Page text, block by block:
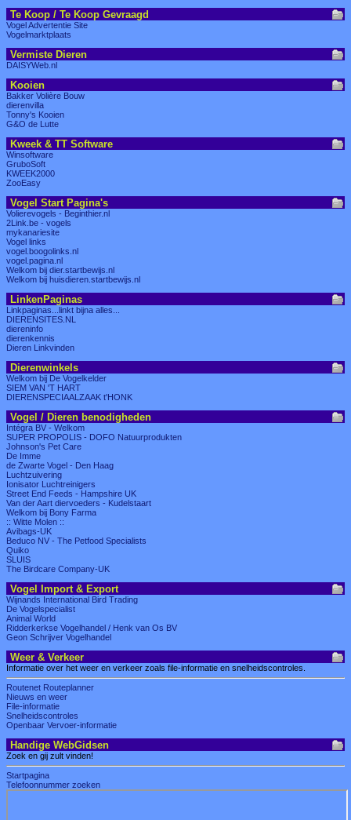
Te Koop / Te Koop Gevraagd
Vogel Advertentie Site
Vogelmarktplaats
Vermiste Dieren
DAISYWeb.nl
Kooien
Bakker Volière Bouw
dierenvilla
Tonny's Kooien
G&O de Lutte
Kweek & TT Software
Winsoftware
GruboSoft
KWEEK2000
ZooEasy
Vogel Start Pagina's
Volierevogels - Beginthier.nl
2Link.be - vogels
mykanariesite
Vogel links
vogel.boogolinks.nl
vogel.pagina.nl
Welkom bij dier.startbewijs.nl
Welkom bij huisdieren.startbewijs.nl
LinkenPaginas
Linkpaginas...linkt bijna alles...
DIERENSITES.NL
diereninfo
dierenkennis
Dieren Linkvinden
Dierenwinkels
Welkom bij De Vogelkelder
SIEM VAN 'T HART
DIERENSPECIAALZAAK t'HONK
Vogel / Dieren benodigheden
Intégra BV - Welkom
SUPER PROPOLIS - DOFO Natuurprodukten
Johnson's Pet Care
De Imme
de Zwarte Vogel - Den Haag
Luchtzuivering
Ionisator Luchtreinigers
Street End Feeds - Hampshire UK
Van der Aart diervoeders - Kudelstaart
Welkom bij Bony Farma
:: Witte Molen ::
Avibags-UK
Beduco NV - The Petfood Specialists
Quiko
SLUIS
The Birdcare Company-UK
Vogel Import & Export
Wijnands International Bird Trading
De Vogelspecialist
Animal World
Ridderkerkse Vogelhandel / Henk van Os BV
Geon Schrijver Vogelhandel
Weer & Verkeer
Informatie over het weer en verkeer zoals file-informatie en snelheidscontroles.
Routenet Routeplanner
Nieuws en weer
File-informatie
Snelheidscontroles
Openbaar Vervoer-informatie
Handige WebGidsen
Zoek en gij zult vinden!
Startpagina
Telefoonnummer zoeken